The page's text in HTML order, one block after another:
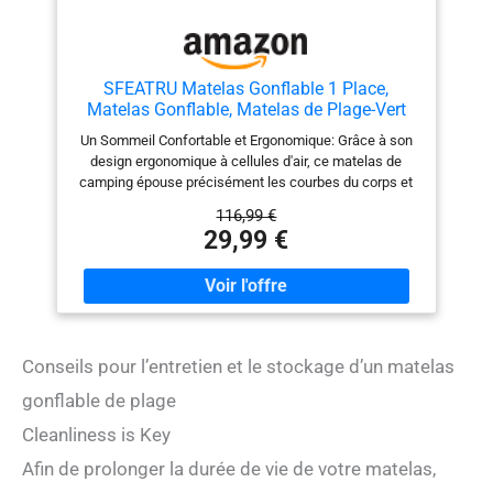
SFEATRU Matelas Gonflable 1 Place,
Matelas Gonflable, Matelas de Plage-Vert
Un Sommeil Confortable et Ergonomique: Grâce à son
design ergonomique à cellules d'air, ce matelas de
camping épouse précisément les courbes du corps et
soutien stable. Il élimine efficacement les sensations
de vide et les points de pression, procurant une
expérience de sommeil sûre et confortable, semblable
à celle de la maison, pour un réveil plein d'énergie le
lendemain matin. Gonflage Rapide: Aucune pompe
mouvement de pied permet d'obtenir un gonflage
complet en seulement 30 à 50 secondi. Économique en
effort, rapide et fiable, elle crée sans peine un espace
de sommeil confortable même lorsque vous êtes
CONSTRUCTION ULTRA-RÉSISTANTE: Fabriqué en
116,99 €
29,99 €
Conseils pour l’entretien et le stockage d’un matelas
gonflable de plage
Cleanliness is Key
Afin de prolonger la durée de vie de votre matelas,